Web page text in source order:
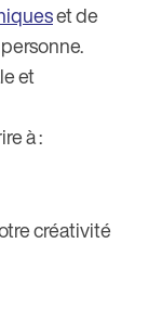
et de
et
à :
créativité